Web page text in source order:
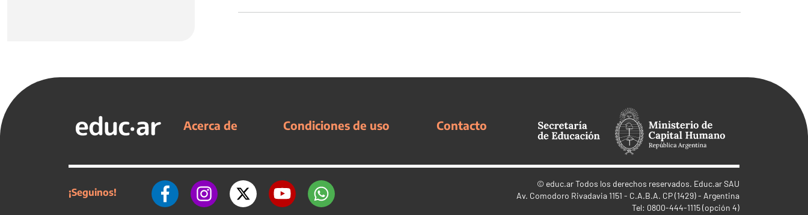
Acerca de Condiciones de uso Contacto
¡Seguinos!
© educ.arTodos los derechos reservados. Educ.ar SAU
Av. Comodoro Rivadavia 1151 - C.A.B.A. CP (1429) - Argentina
Tel: 0800-444-1115 (opción 4)